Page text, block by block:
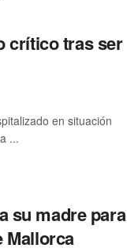
crítico tras ser
en situación
...
su madre para
Mallorca